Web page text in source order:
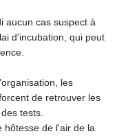
aucun cas suspect à
d'incubation, qui peut
les
de retrouver les
tests.
hôtesse de l'air de la